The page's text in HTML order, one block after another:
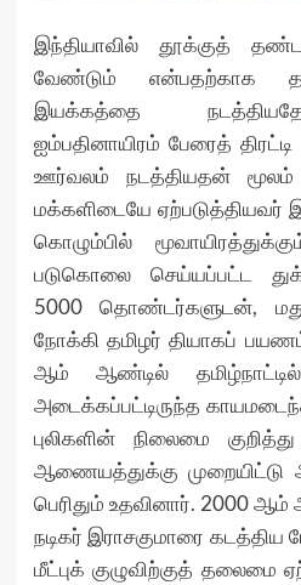
இந்தியாவில் தூக்குத்
வேண்டும் என்பதற்காக
இயக்கத்தை
ஐம்பதினாயிரம் பேரைத்
ஊர்வலம் நடத்தியதன் மூலம்
மக்களிடையே
கொழும்பில்
படுகொலை செய்யப்பட்ட
5000 தொண்டர்களுடன்,
நோக்கி தமிழர் தியாகப்
ஆம் ஆண்டில் தமிழ்நாட்டில்
அடைக்கப்பட்டிருந்த
புலிகளின் நிலைமை
ஆணையத்துக்கு
பெரிதும் உதவினார். 2000
நடிகர் இராசகுமாரை
மீட்புக் குழுவிற்குத் தலைமை